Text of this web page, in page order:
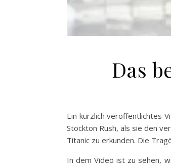
Das
Ein kürzlich veröffentlichtes
Stockton Rush, als sie den
Titanic zu erkunden. Die
In dem Video ist zu sehen,